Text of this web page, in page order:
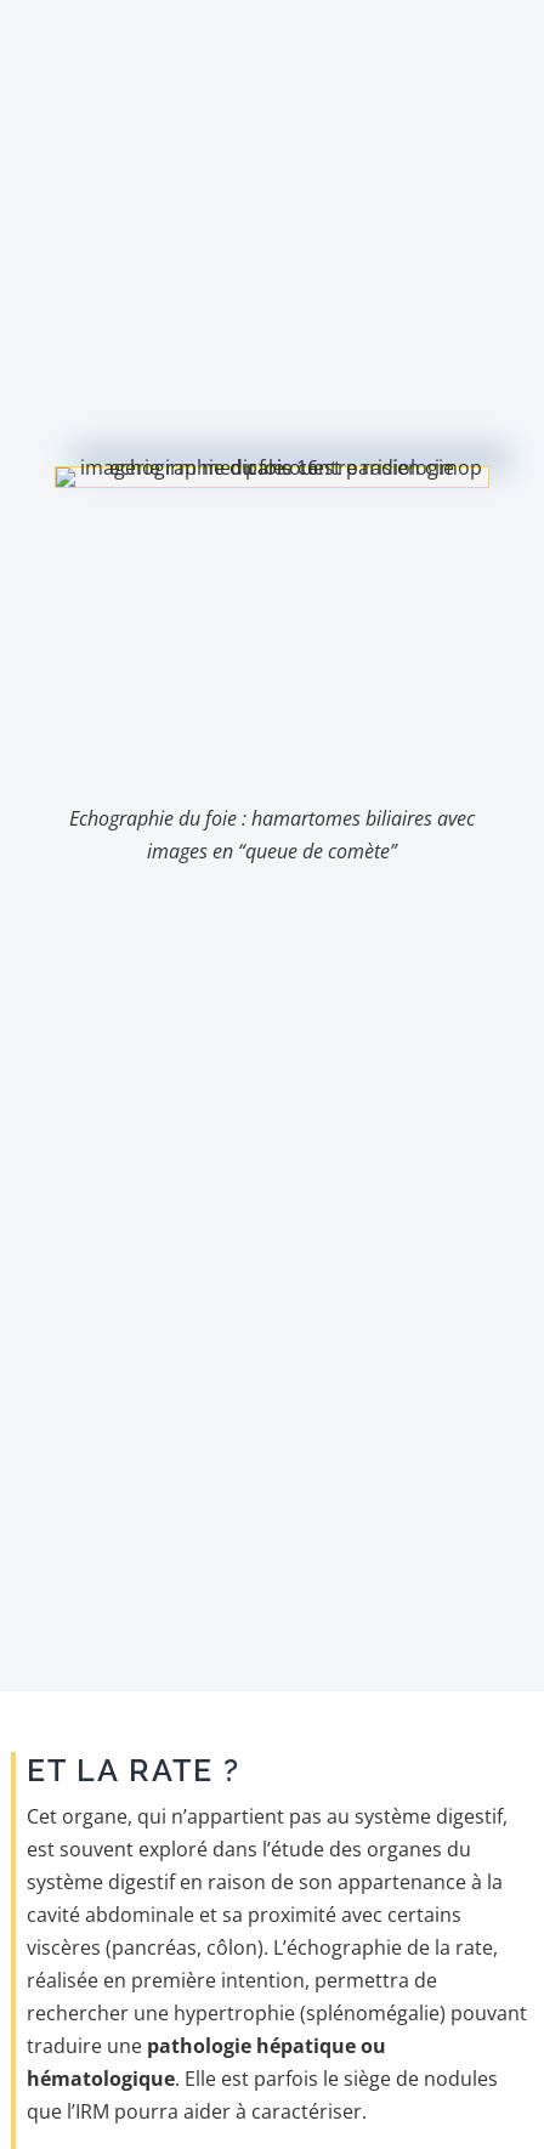
Echographie du foie : hamartomes biliaires avec
images en “queue de comète”
ET LA RATE ?
Cet organe, qui n’appartient pas au système digestif,
est souvent exploré dans l’étude des organes du
système digestif en raison de son appartenance à la
cavité abdominale et sa proximité avec certains
viscères (pancréas, côlon). L’échographie de la rate,
réalisée en première intention, permettra de
rechercher une hypertrophie (splénomégalie) pouvant
traduire une pathologie hépatique ou
hématologique. Elle est parfois le siège de nodules
que l’IRM pourra aider à caractériser.